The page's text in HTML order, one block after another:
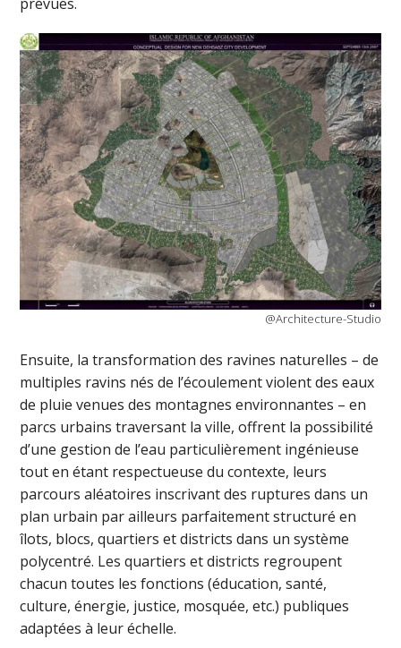
@Architecture-Studio
Ensuite, la transformation des ravines naturelles – de
multiples ravins nés de l’écoulement violent des eaux
de pluie venues des montagnes environnantes – en
parcs urbains traversant la ville, offrent la possibilité
d’une gestion de l’eau particulièrement ingénieuse
tout en étant respectueuse du contexte, leurs
parcours aléatoires inscrivant des ruptures dans un
plan urbain par ailleurs parfaitement structuré en
îlots, blocs, quartiers et districts dans un système
polycentré. Les quartiers et districts regroupent
chacun toutes les fonctions (éducation, santé,
culture, énergie, justice, mosquée, etc.) publiques
adaptées à leur échelle.